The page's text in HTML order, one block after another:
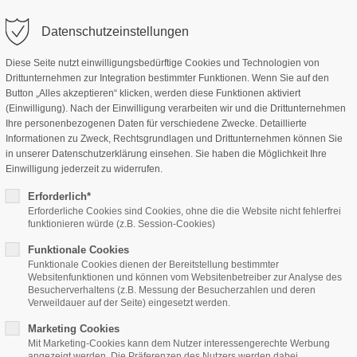
Home Features Page Presets
News
dolor sit amet, consectetuer adipiscing elit.
Datenschutzeinstellungen
Diese Seite nutzt einwilligungsbedürftige Cookies und Technologien von
Drittunternehmen zur Integration bestimmter Funktionen. Wenn Sie auf den
Button „Alles akzeptieren“ klicken, werden diese Funktionen aktiviert
(Einwilligung). Nach der Einwilligung verarbeiten wir und die Drittunternehmen
Ihre personenbezogenen Daten für verschiedene Zwecke. Detaillierte
Informationen zu Zweck, Rechtsgrundlagen und Drittunternehmen können Sie
in unserer Datenschutzerklärung einsehen. Sie haben die Möglichkeit Ihre
Einwilligung jederzeit zu widerrufen.
Erforderlich*
Erforderliche Cookies sind Cookies, ohne die die Website nicht fehlerfrei
funktionieren würde (z.B. Session-Cookies)
Funktionale Cookies
Funktionale Cookies dienen der Bereitstellung bestimmter
Websitenfunktionen und können vom Websitenbetreiber zur Analyse des
Besucherverhaltens (z.B. Messung der Besucherzahlen und deren
Verweildauer auf der Seite) eingesetzt werden.
Marketing Cookies
Mit Marketing-Cookies kann dem Nutzer interessengerechte Werbung